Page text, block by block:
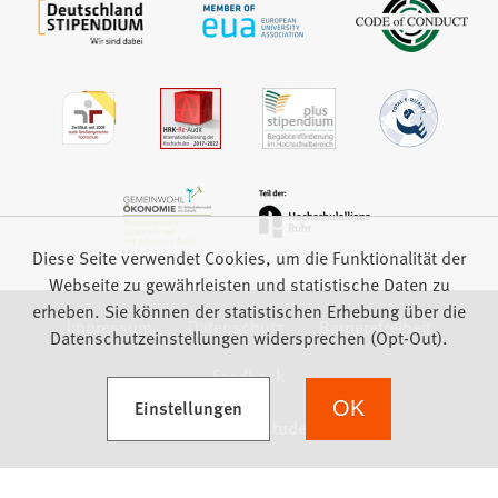
Impressum Datenschutz
Barrierefreiheit
Feedback
Diese Seite verwendet Cookies, um die Funktionalität der
Webseite zu gewährleisten und statistische Daten zu
erheben. Sie können der statistischen Erhebung über die
Datenschutzeinstellungen widersprechen (Opt-Out).
Einstellungen
(Öffnet in einem neuen Tab) OK